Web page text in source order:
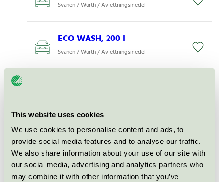
This website uses cookies
We use cookies to personalise content and ads, to
provide social media features and to analyse our traffic.
We also share information about your use of our site with
our social media, advertising and analytics partners who
may combine it with other information that you’ve
Svanen / Würth / Avfettningsmedel
ECO WASH, 200 l
Svanen / Würth / Avfettningsmedel
ECO WASH, 5 l
Svanen / Würth / Avfettningsmedel